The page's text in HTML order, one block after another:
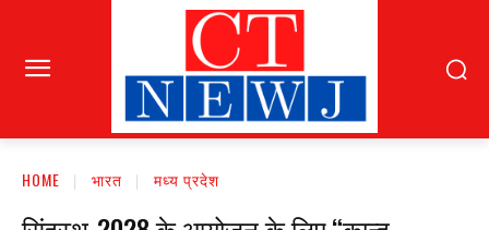
HOME भारत मध्य प्रदेश